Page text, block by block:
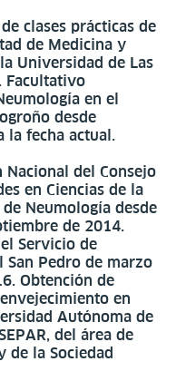
clases prácticas de
de Medicina y
Universidad de Las
Facultativo
en el
desde
la fecha actual.
Nacional del Consejo
en Ciencias de la
Neumología desde
de 2014.
Servicio de
San Pedro de marzo
Obtención de
en
Autónoma de
del área de
de la Sociedad